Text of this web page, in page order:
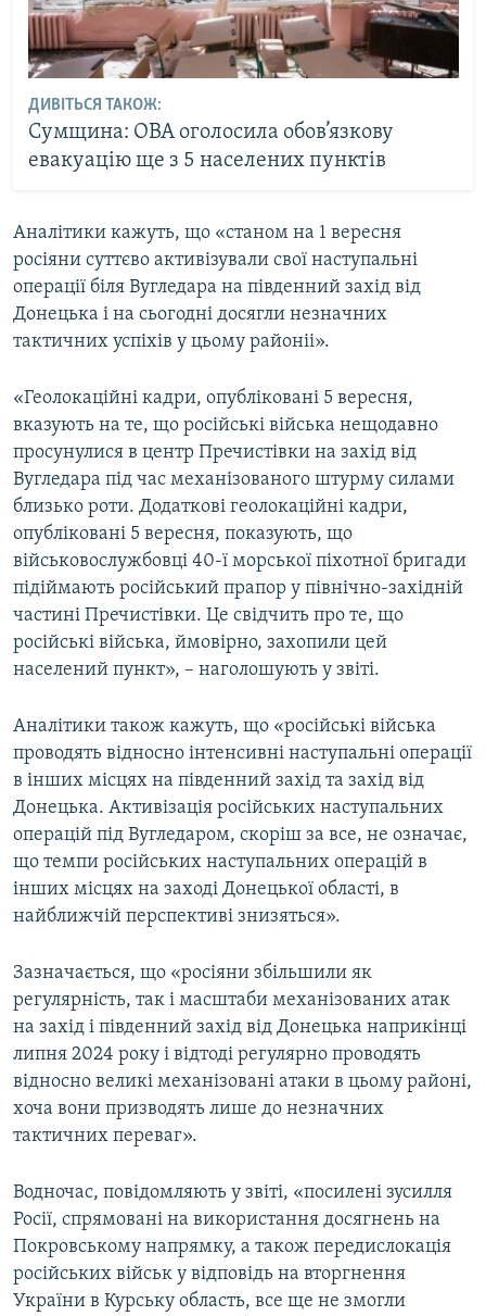
ДИВІТЬСЯ ТАКОЖ:
Сумщина: ОВА оголосила обов’язкову
евакуацію ще з 5 населених пунктів
Аналітики кажуть, що «станом на 1 вересня
росіяни суттєво активізували свої наступальні
операції біля Вугледара на південний захід від
Донецька і на сьогодні досягли незначних
тактичних успіхів у цьому районіі».
«Геолокаційні кадри, опубліковані 5 вересня,
вказують на те, що російські війська нещодавно
просунулися в центр Пречистівки на захід від
Вугледара під час механізованого штурму силами
близько роти. Додаткові геолокаційні кадри,
опубліковані 5 вересня, показують, що
військовослужбовці 40-ї морської піхотної бригади
підіймають російський прапор у північно-західній
частині Пречистівки. Це свідчить про те, що
російські війська, ймовірно, захопили цей
населений пункт», – наголошують у звіті.
Аналітики також кажуть, що «російські війська
проводять відносно інтенсивні наступальні операції
в інших місцях на південний захід та захід від
Донецька. Активізація російських наступальних
операцій під Вугледаром, скоріш за все, не означає,
що темпи російських наступальних операцій в
інших місцях на заході Донецької області, в
найближчій перспективі знизяться».
Зазначається, що «росіяни збільшили як
регулярність, так і масштаби механізованих атак
на захід і південний захід від Донецька наприкінці
липня 2024 року і відтоді регулярно проводять
відносно великі механізовані атаки в цьому районі,
хоча вони призводять лише до незначних
тактичних переваг».
Водночас, повідомляють у звіті, «посилені зусилля
Росії, спрямовані на використання досягнень на
Покровському напрямку, а також передислокація
російських військ у відповідь на вторгнення
України в Курську область, все ще не змогли